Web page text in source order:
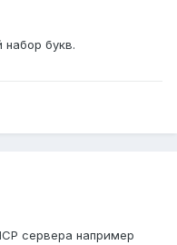
букв.
сервера например